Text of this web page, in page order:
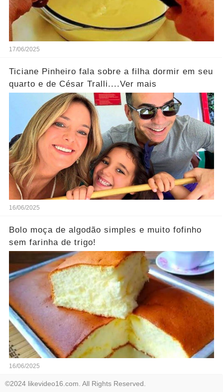
17/06/2025
Ticiane Pinheiro fala sobre a filha dormir em seu
quarto e de César Tralli....Ver mais
16/06/2025
Bolo moça de algodão simples e muito fofinho
sem farinha de trigo!
16/06/2025
©2024 likevideo16.com. All Rights Reserved.